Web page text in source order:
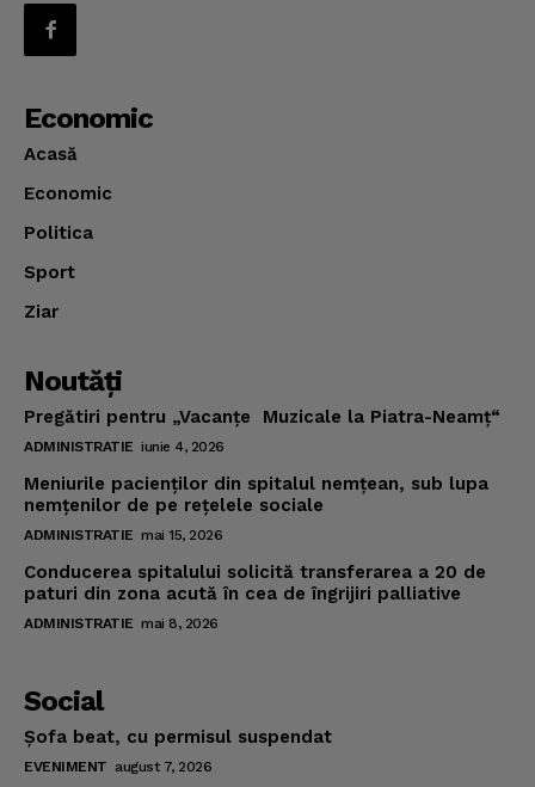
Economic
Acasă
Economic
Politica
Sport
Ziar
Noutăţi
Pregătiri pentru „Vacanţe Muzicale la Piatra-Neamţ“
ADMINISTRATIE iunie 4, 2026
Meniurile pacienţilor din spitalul nemţean, sub lupa
nemţenilor de pe reţelele sociale
ADMINISTRATIE mai 15, 2026
Conducerea spitalului solicită transferarea a 20 de
paturi din zona acută în cea de îngrijiri palliative
ADMINISTRATIE mai 8, 2026
Social
Şofa beat, cu permisul suspendat
EVENIMENT august 7, 2026